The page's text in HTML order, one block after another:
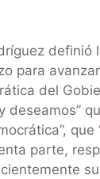
definió
para
del
deseamos”
que
parte,